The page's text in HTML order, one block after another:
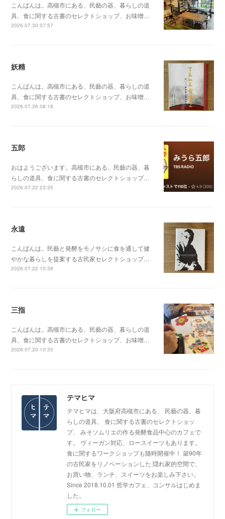
こんばんは。高槻市にある、民藝の器、暮らしの道
具、食に関する古書のセレクトショップ、お味噌…
2026.07.30 07:57
妖精
こんばんは。高槻市にある、民藝の器、暮らしの道
具、食に関する古書のセレクトショップ、お味噌…
2026.07.26 08:18
五郎
おはようございます。高槻市にある、民藝の器、暮
らしの道具、食に関する古書のセレクトショップ…
2026.07.22 23:35
永遠
こんばんは。民藝と発酵をモノサシに食を通して健
やかな暮らしを提案する古民家セレクトショップ…
2026.07.22 10:38
三指
こんばんは。高槻市にある、民藝の器、暮らしの道
具、食に関する古書のセレクトショップ、お味噌…
2026.07.20 10:33
テマヒマ
テマヒマは、大阪府高槻市にある、 民藝の器、暮
らしの道具、 食に関する古書のセレクトショッ
プ、 みそソムリエの作る発酵食品中心のカフェで
す。 ヴィーガン対応、ロースイーツもあります。
食に関するワークショップも随時開催中！ 築90年
の古民家をリノベーションした 隠れ家的空間で、
お買い物、ランチ、スイーツをお楽しみ下さい。
Since 2018.10.01 哲学カフェ、コンサルはじめま
した。
フォロー